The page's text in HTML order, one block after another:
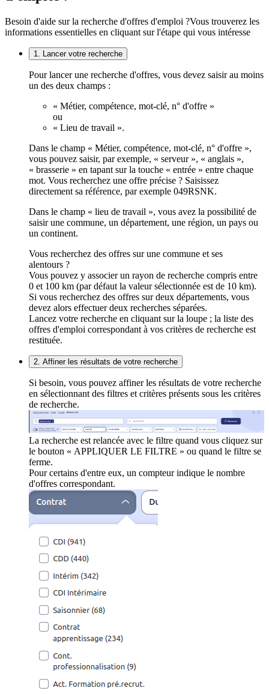
Besoin d'aide sur la recherche d'offres d'emploi ?Vous trouverez les
informations essentielles en cliquant sur l'étape qui vous intéresse
1. Lancer votre recherche
Pour lancer une recherche d'offres, vous devez saisir au moins
un des deux champs :
« Métier, compétence, mot-clé, n° d'offre »
ou
« Lieu de travail ».
Dans le champ « Métier, compétence, mot-clé, n° d'offre »,
vous pouvez saisir, par exemple, « serveur », « anglais »,
« brasserie » en tapant sur la touche « entrée » entre chaque
mot. Vous recherchez une offre précise ? Saisissez
directement sa référence, par exemple 049RSNK.
Dans le champ « lieu de travail », vous avez la possibilité de
saisir une commune, un département, une région, un pays ou
un continent.
Vous recherchez des offres sur une commune et ses
alentours ?
Vous pouvez y associer un rayon de recherche compris entre
0 et 100 km (par défaut la valeur sélectionnée est de 10 km).
Si vous recherchez des offres sur deux départements, vous
devez alors effectuer deux recherches séparées.
Lancez votre recherche en cliquant sur la loupe ; la liste des
offres d'emploi correspondant à vos critères de recherche est
restituée.
2. Affiner les résultats de votre recherche
Si besoin, vous pouvez affiner les résultats de votre recherche
en sélectionnant des filtres et critères présents sous les critères
de recherche.
La recherche est relancée avec le filtre quand vous cliquez sur
le bouton « APPLIQUER LE FILTRE » ou quand le filtre se
ferme.
Pour certains d'entre eux, un compteur indique le nombre
d'offres correspondant.